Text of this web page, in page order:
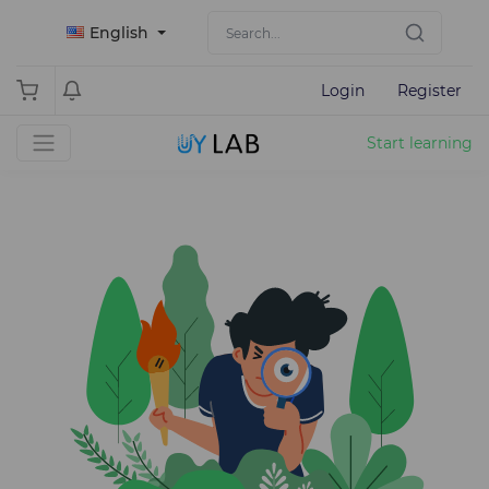
English
Login Register
Start learning